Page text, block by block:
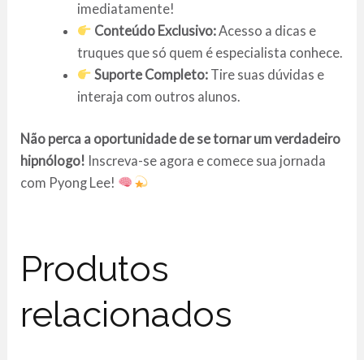
imediatamente!
Conteúdo Exclusivo:Acesso a dicas e
truques que só quem é especialista conhece.
Suporte Completo: Tire suas dúvidas e
interaja com outros alunos.
Não perca a oportunidade de se tornar um verdadeiro
hipnólogo! Inscreva-se agora e comece sua jornada
com Pyong Lee!
Produtos
relacionados